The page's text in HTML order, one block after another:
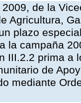
de la
Agricultura,
plazo
la campaña
III.2.2 prima a
de
mediante